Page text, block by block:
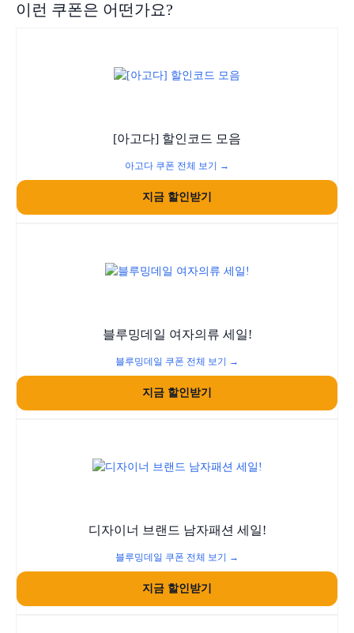
이런 쿠폰은 어떤가요?
[아고다] 할인코드 모음
아고다 쿠폰 전체 보기 →
지금 할인받기
블루밍데일 여자의류 세일!
블루밍데일 쿠폰 전체 보기 →
지금 할인받기
디자이너 브랜드 남자패션 세일!
블루밍데일 쿠폰 전체 보기 →
지금 할인받기